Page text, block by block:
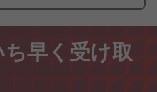
早く受け取